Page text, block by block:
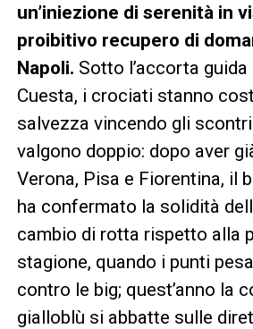
un’iniezione di serenità in
proibitivo recupero di
Napoli. Sotto l’accorta guida
Cuesta, i crociati stanno
salvezza vincendo gli
valgono doppio: dopo aver
Verona, Pisa e Fiorentina, il
ha confermato la solidità
cambio di rotta rispetto alla
stagione, quando i punti
contro le big; quest’anno la
gialloblù si abbatte sulle